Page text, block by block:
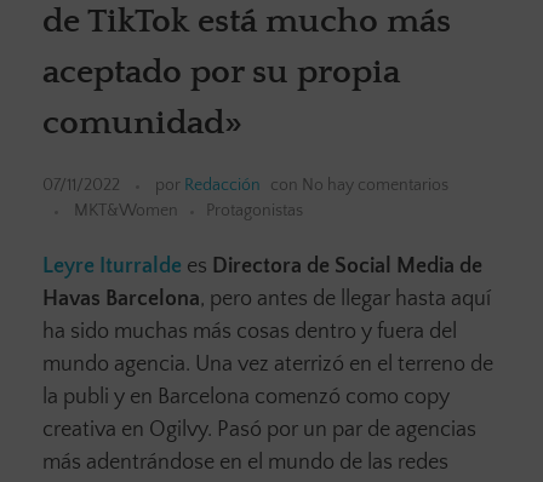
de TikTok está mucho más
aceptado por su propia
comunidad»
07/11/2022 por Redacción con No hay comentarios
MKT&Women
Protagonistas
Leyre Iturralde es Directora de Social Media de
Havas Barcelona, pero antes de llegar hasta aquí
ha sido muchas más cosas dentro y fuera del
mundo agencia. Una vez aterrizó en el terreno de
la publi y en Barcelona comenzó como copy
creativa en Ogilvy. Pasó por un par de agencias
más adentrándose en el mundo de las redes